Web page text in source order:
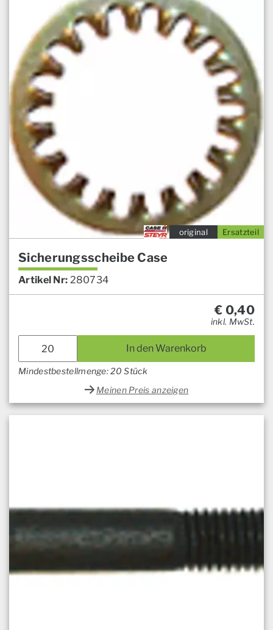
Ersatzteil
original
Sicherungsscheibe Case
Artikel Nr: 280734
€ 0,40
inkl. MwSt.
In den Warenkorb
Mindestbestellmenge: 20 Stück
Meinen Preis anzeigen